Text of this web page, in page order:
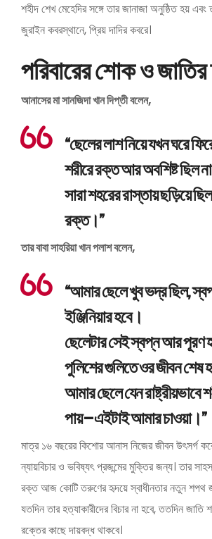
শহীদ শেখ মেহেদির সঙ্গে তার জানাজা অনুষ্ঠিত হয়
জুরাইন কবরস্থানে, প্রিয় দাদির কবরে।
পরিবারের শোক ও জাতির
আনাসের মা সানজিদা খান দিপ্তী বলেন,
“ছেলের লাশ নিয়ে যখন ঘরে
শরীরে রক্ত আর অবশিষ্ট ছিল
সারা শহরের রাস্তায় ছড়িয়ে
রক্ত।”
তার বাবা সাহরিয়া খান পলাশ বলেন,
“আমার ছেলে খুব ভদ্র ছিল,
ইঞ্জিনিয়ার হবে।
ছেলেটার সেই স্বপ্ন আর পূরণ
পুলিশের গুলিতে ওর জীবন শেষ
আমার ছেলে যেন রাষ্ট্রীয়ভাবে
পায় — এইটাই আমার চাওয়া।”
মাত্র ১৬ বছরের কিশোর আনাস নিজের জীবন উৎসর্গ
ন্যায়বিচার ও ভবিষ্যৎ প্রজন্মের মুক্তির জন্য। তার
রক্ত আজ কোটি তরুণের হৃদয়ে স্বাধীনতার নতুন শপথ
যতদিন তার হত্যাকারীদের বিচার না হবে, ততদিন জাতি
রক্তের কাছে দায়বদ্ধ থাকবে।